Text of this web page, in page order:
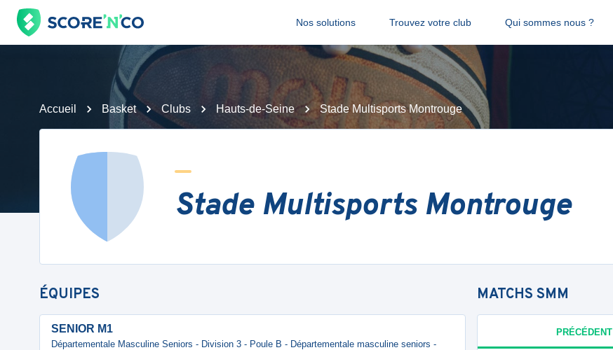
Nos solutions Trouvez votre club Qui sommes nous ?
Accueil Basket Clubs Hauts-de-Seine Stade Multisports Montrouge
Stade Multisports Montrouge
ÉQUIPES
SENIOR M1
Départementale Masculine Seniors - Division 3 - Poule B - Départementale masculine seniors -
MATCHS SMM
PRÉCÉDENT